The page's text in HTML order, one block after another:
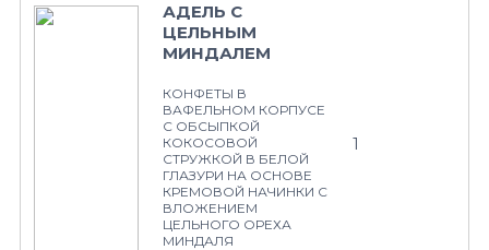
АДЕЛЬ С
ЦЕЛЬНЫМ
МИНДАЛЕМ
КОНФЕТЫ В
ВАФЕЛЬНОМ КОРПУСЕ
С ОБСЫПКОЙ
КОКОСОВОЙ
СТРУЖКОЙ В БЕЛОЙ
ГЛАЗУРИ НА ОСНОВЕ
КРЕМОВОЙ НАЧИНКИ С
ВЛОЖЕНИЕМ
ЦЕЛЬНОГО ОРЕХА
МИНДАЛЯ
1